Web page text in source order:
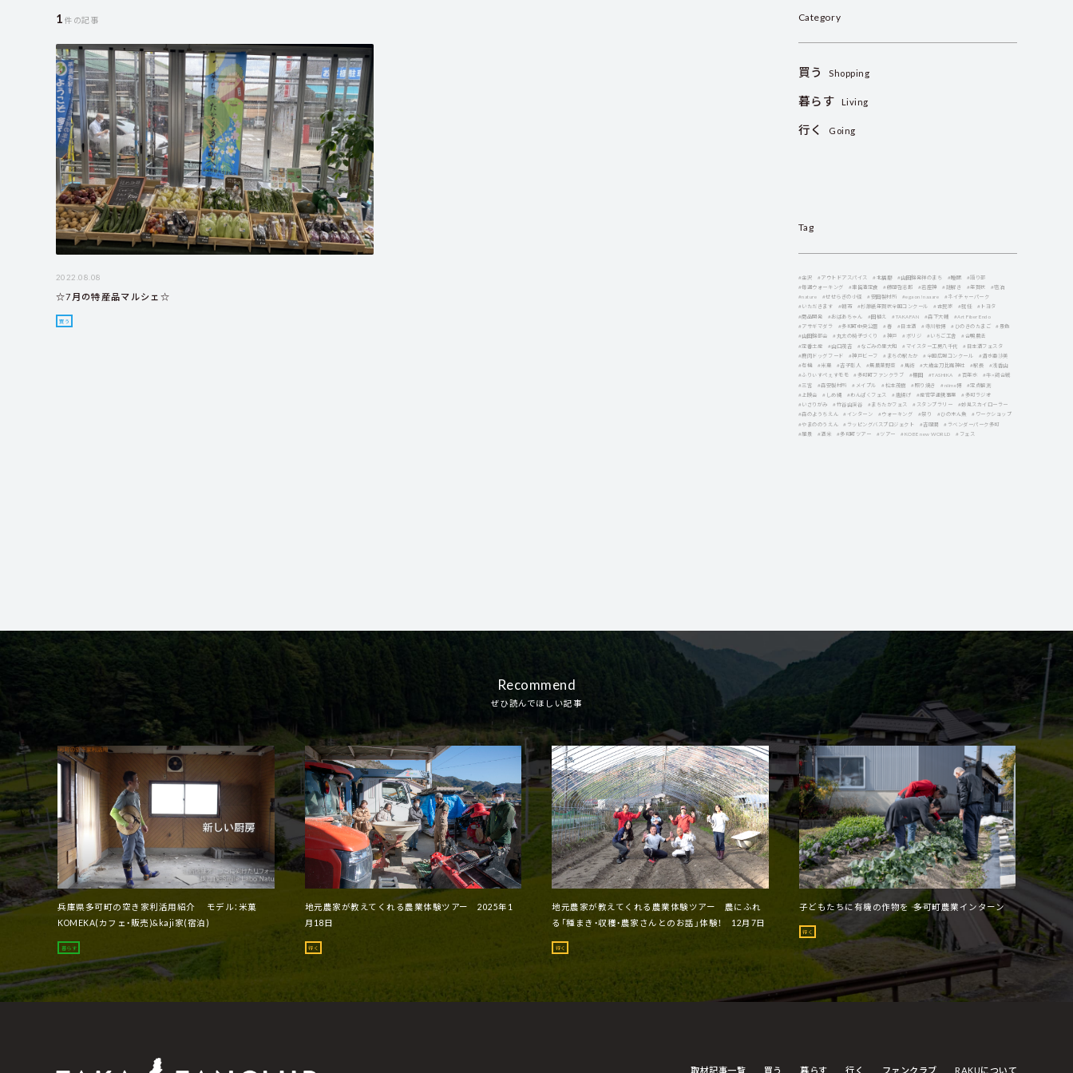
1 件の記事
2022.08.08
☆7月の特産品マルシェ☆
買う
Category
買う Shopping
暮らす Living
行く Going
Tag
#金沢 #アウトドアスパイス #北播磨 #山田錦発祥のまち #睡眠
#語り部
#毎週ウォーキング
#車留満定食 #藤岡啓志郞 #岩座神 #謎解き #年賀状
#宿泊
#nature
#せせらぎの小径 #安田製材所 #egaon!naaare
#ネイチャーパーク
#いただきます
#朝市 #杉原紙年賀状全国コンクール #古民家 #就任
#トヨタ
#商品開発
#おばあちゃん #田植え #TAKAFAN #森下大輔
#Art Fiber Endo
#アサギマダラ
#多可町中央公園 #春 #日本酒 #寺川敏博 #ひのきのたまご
#景色
#山田錦部会
#丸太の椅子づくり #神戸 #ボリジ #いちご工舎
#合鴨農法
#定番土産
#山口茂吉 #なごみの里大和 #マイスター工房八千代
#日本酒フェスタ
#鹿肉ドッグフード
#神戸ビーフ #まちの駅たか #全国広報コンクール
#清水亜沙美
#有機
#米菓 #吉子彰人 #無農薬野菜 #馬術 #大歳金刀比羅神社 #駅長
#浅香山
#ふりぃすぺぇすモモ
#多可町ファンクラブ #棚田 #TASHIKA #百年水
#牛×鶏合戦
#三宮
#森安製材所 #メイプル #松本茂樹 #照り焼き #niime博
#定点観測
#上映会
#しめ縄 #わんぱくフェス #唐揚げ #産官学連携事業
#多可ラジオ
#いさりがみ
#竹谷山渓谷 #まちたかフェス #スタンプラリー
#妙見スカイローラー
#森のようちえん
#インターン #ウォーキング #祭り #ひの木ん魚
#ワークショップ
#やまののうえん
#ラッピングバスプロジェクト #吉岡潤
#ラベンダーパーク多可
#風景
#酒米 #多可町ツアー #ツアー #KOBE new WORLD #フェス
Recommend
ぜひ読んでほしい記事
兵庫県多可町の空き家利活用紹介 モデル：米菓
KOMEKA(カフェ・販売)&kaji家(宿泊)
暮らす
地元農家が教えてくれる農業体験ツアー 2025年1
月18日
行く
地元農家が教えてくれる農業体験ツアー 農にふれ
る「種まき・収穫・農家さんとのお話」体験！ 12月7日
行く
子どもたちに有機の作物を ―― 多可町農業インターン
行く
取材記事一覧 買う 暮らす 行く ファンクラブ RAKUについて